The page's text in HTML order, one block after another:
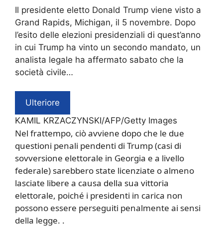
Il presidente eletto Donald Trump viene visto a
Grand Rapids, Michigan, il 5 novembre. Dopo
l’esito delle elezioni presidenziali di quest’anno
in cui Trump ha vinto un secondo mandato, un
analista legale ha affermato sabato che la
società civile…
Ulteriore
KAMIL KRZACZYNSKI/AFP/Getty Images
Nel frattempo, ciò avviene dopo che le due
questioni penali pendenti di Trump (casi di
sovversione elettorale in Georgia e a livello
federale) sarebbero state licenziate o almeno
lasciate libere a causa della sua vittoria
elettorale, poiché i presidenti in carica non
possono essere perseguiti penalmente ai sensi
della legge. .